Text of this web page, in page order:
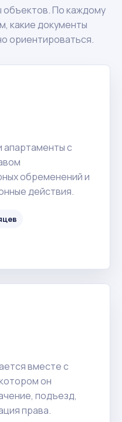
объектов. По каждому
какие документы
ориентироваться.
с
обременений и
действия.
вместе с
он
подъезд,
права.